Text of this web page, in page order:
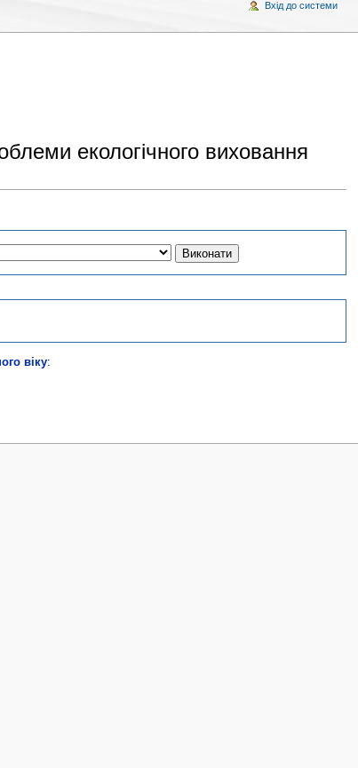
екологічного виховання
віку:
Вхід до системи